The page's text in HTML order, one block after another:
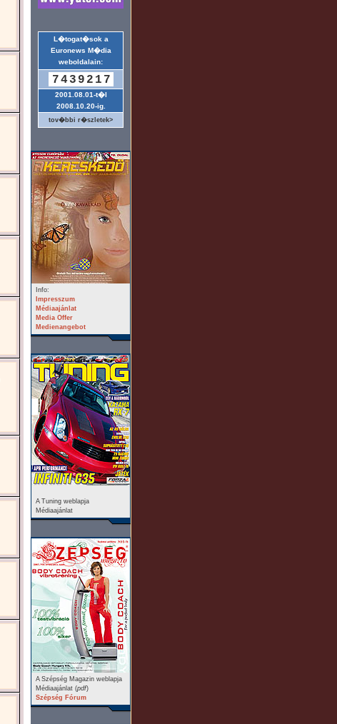
L�togat�sok a
Euronews M�dia
weboldalain:
7439217
2001.08.01-t�l
2008.10.20-ig.
tov�bbi r�szletek>
Info:
Impresszum
Médiaajánlat
Media Offer
Medienangebot
A Tuning weblapja
Médiaajánlat
A Szépség Magazin weblapja
Médiaajánlat (pdf)
Szépség Fórum